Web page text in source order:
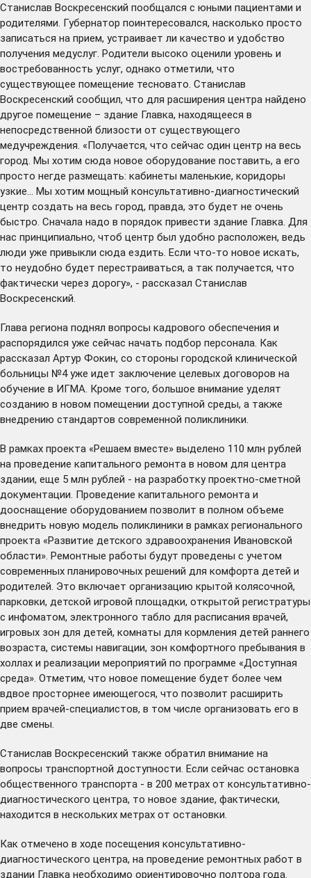
Станислав Воскресенский пообщался с юными пациентами и
родителями. Губернатор поинтересовался, насколько просто
записаться на прием, устраивает ли качество и удобство
получения медуслуг. Родители высоко оценили уровень и
востребованность услуг, однако отметили, что
существующее помещение тесновато. Станислав
Воскресенский сообщил, что для расширения центра найдено
другое помещение – здание Главка, находящееся в
непосредственной близости от существующего
медучреждения. «Получается, что сейчас один центр на весь
город. Мы хотим сюда новое оборудование поставить, а его
просто негде размещать: кабинеты маленькие, коридоры
узкие… Мы хотим мощный консультативно-диагностический
центр создать на весь город, правда, это будет не очень
быстро. Сначала надо в порядок привести здание Главка. Для
нас принципиально, чтоб центр был удобно расположен, ведь
люди уже привыкли сюда ездить. Если что-то новое искать,
то неудобно будет перестраиваться, а так получается, что
фактически через дорогу», - рассказал Станислав
Воскресенский.
Глава региона поднял вопросы кадрового обеспечения и
распорядился уже сейчас начать подбор персонала. Как
рассказал Артур Фокин, со стороны городской клинической
больницы №4 уже идет заключение целевых договоров на
обучение в ИГМА. Кроме того, большое внимание уделят
созданию в новом помещении доступной среды, а также
внедрению стандартов современной поликлиники.
В рамках проекта «Решаем вместе» выделено 110 млн рублей
на проведение капитального ремонта в новом для центра
здании, еще 5 млн рублей - на разработку проектно-сметной
документации. Проведение капитального ремонта и
дооснащение оборудованием позволит в полном объеме
внедрить новую модель поликлиники в рамках регионального
проекта «Развитие детского здравоохранения Ивановской
области». Ремонтные работы будут проведены с учетом
современных планировочных решений для комфорта детей и
родителей. Это включает организацию крытой колясочной,
парковки, детской игровой площадки, открытой регистратуры
с инфоматом, электронного табло для расписания врачей,
игровых зон для детей, комнаты для кормления детей раннего
возраста, системы навигации, зон комфортного пребывания в
холлах и реализации мероприятий по программе «Доступная
среда». Отметим, что новое помещение будет более чем
вдвое просторнее имеющегося, что позволит расширить
прием врачей-специалистов, в том числе организовать его в
две смены.
Станислав Воскресенский также обратил внимание на
вопросы транспортной доступности. Если сейчас остановка
общественного транспорта - в 200 метрах от консультативно-
диагностического центра, то новое здание, фактически,
находится в нескольких метрах от остановки.
Как отмечено в ходе посещения консультативно-
диагностического центра, на проведение ремонтных работ в
здании Главка необходимо ориентировочно полтора года.